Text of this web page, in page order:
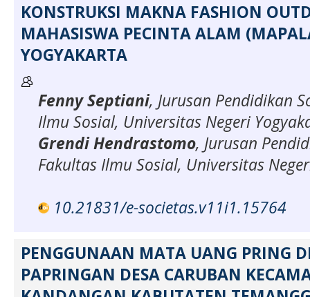
KONSTRUKSI MAKNA FASHION
MAHASISWA PECINTA ALAM
YOGYAKARTA
Fenny Septiani, Jurusan Pendidikan
Ilmu Sosial, Universitas Negeri
Grendi Hendrastomo, Jurusan
Fakultas Ilmu Sosial, Universitas
10.21831/e-societas.v11i1.15764
PENGGUNAAN MATA UANG PRING
PAPRINGAN DESA CARUBAN